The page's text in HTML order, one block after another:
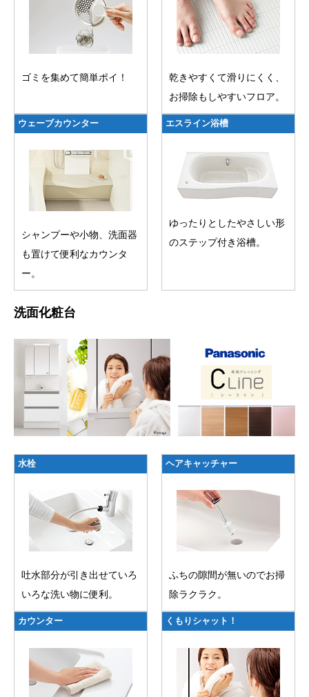
ゴミを集めて簡単ポイ！
乾きやすくて滑りにくく、
お掃除もしやすいフロア。
ウェーブカウンター
シャンプーや小物、洗面器
も置けて便利なカウンタ
ー。
エスライン浴槽
ゆったりとしたやさしい形
のステップ付き浴槽。
洗面化粧台
水栓
吐水部分が引き出せていろ
いろな洗い物に便利。
ヘアキャッチャー
ふちの隙間が無いのでお掃
除ラクラク。
カウンター くもりシャット！